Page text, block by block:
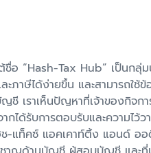
ต้ชื่อ “Hash-Tax Hub” เป็
ภาษีได้ง่ายขึ้น และสามารถใ
เราเห็นปัญหาที่เจ้าของกิจก
ด้รับการตอบรับและความไว้
ท็คซ์ แอคเคาท์ติ้ง แอนด์ ออ